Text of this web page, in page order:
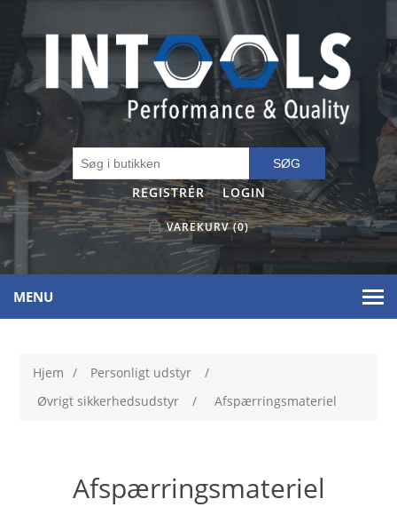
SØG
REGISTRÉR LOGIN
VAREKURV (0)
MENU
Hjem / Personligt udstyr
/
Øvrigt sikkerhedsudstyr
/ Afspærringsmateriel
Afspærringsmateriel